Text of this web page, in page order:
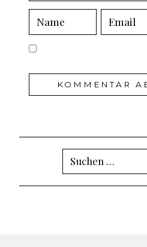
Suchen
nach: